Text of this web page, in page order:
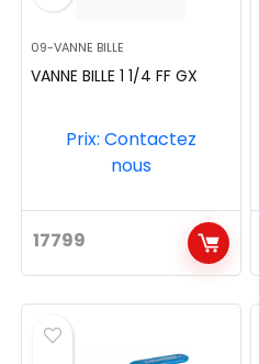
09-VANNE BILLE
VANNE BILLE 1 1/4 FF GX
17799
Prix: Contactez
nous